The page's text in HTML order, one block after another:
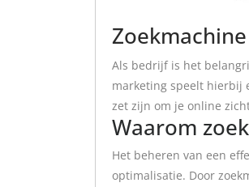
Als bedrijf is het
marketing speelt hierbij
zet zijn om je online
Waarom
Het beheren van een
optimalisatie. Door